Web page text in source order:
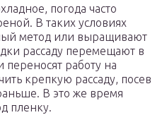
погода часто
В таких условиях
метод или выращивают
рассаду перемещают в
переносят работу на
крепкую рассаду, посев
В это же время
пленку.